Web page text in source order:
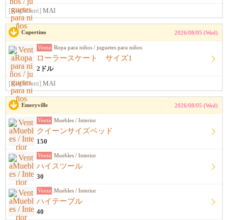
[Registrant] MAI
Cupertino 2026/08/05 (Wed)
Venta Ropa para niños / juguetes para niños
ローラースケート サイズ1
2ドル
[Registrant] MAI
Emeryville 2026/08/05 (Wed)
Venta Muebles / Interior
クイーンサイズベッド
150
Venta Muebles / Interior
ハイスツール
30
Venta Muebles / Interior
ハイテーブル
40